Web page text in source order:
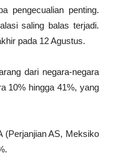
pengecualian penting.
saling balas terjadi.
pada 12 Agustus.
dari negara-negara
10% hingga 41%, yang
(Perjanjian AS, Meksiko